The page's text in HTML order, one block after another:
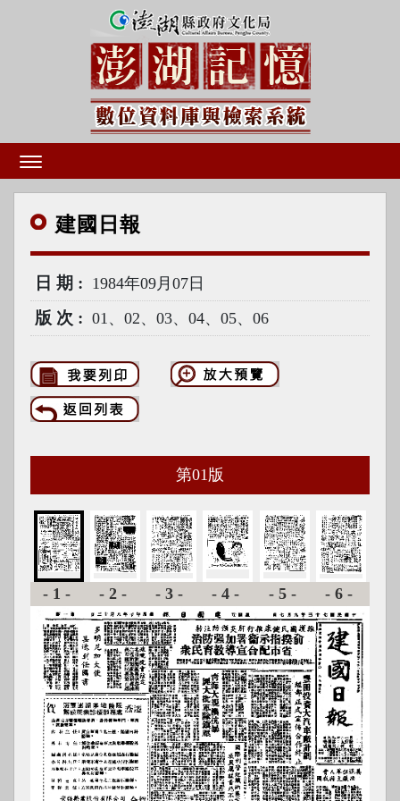
建國 日報
日期 1984年09月07日
版次 01、02、03、04、05、06
第01 版
-1- -2- -3- -4- -5- -6-